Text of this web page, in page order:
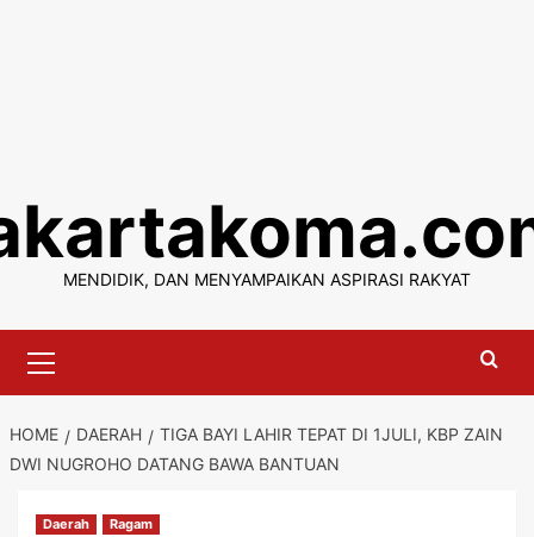
content
MENDIDIK, DAN MENYAMPAIKAN ASPIRASI RAKYAT
Menu
HOME DAERAH
TIGA BAYI LAHIR TEPAT DI 1JULI, KBP ZAIN
DWI NUGROHO DATANG BAWA BANTUAN
Daerah Ragam